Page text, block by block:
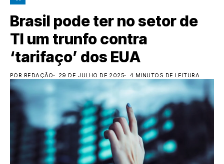
Brasil pode ter no setor de
TI um trunfo contra
‘tarifaço’ dos EUA
POR REDAÇÃO 29 DE JULHO DE 2025 4 MINUTOS DE LEITURA